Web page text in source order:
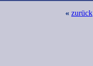
« zurück